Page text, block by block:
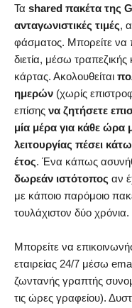
Τα shared πακέτα της
ανταγωνιστικές τιμές,
φάσματος. Μπορείτε να
διετία, μέσω
κάρτας. Ακολουθείται
ημερών (χωρίς
επίσης να ζητήσετε
μία μέρα για κάθε ώρα
λειτουργίας πέσει
έτος. Ένα κάπως
δωρεάν ιστότοπος αν
με κάποιο παρόμοιο
τουλάχιστον δύο χρόνια.
Μπορείτε να
εταιρείας 24/7 μέσω
ζωντανής γραπτής
τις ώρες γραφείου).